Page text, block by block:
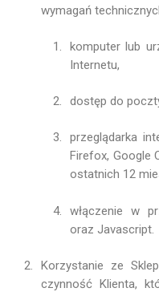
wymagań
komputer lub
Internetu,
dostęp do
przeglądarka
Firefox, Google
ostatnich 12
włączenie w
oraz Javascript.
Korzystanie ze
czynność Klienta,